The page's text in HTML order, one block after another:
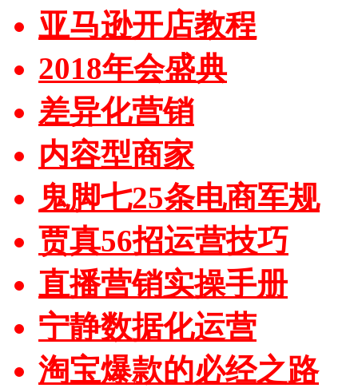
亚马逊开店教程
2018年会盛典
差异化营销
内容型商家
鬼脚七25条电商军规
贾真56招运营技巧
直播营销实操手册
宁静数据化运营
淘宝爆款的必经之路